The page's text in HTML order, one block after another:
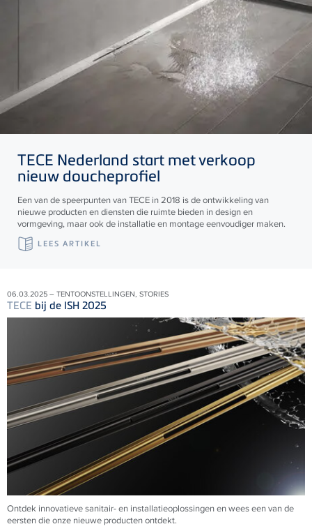
TECE Nederland start met verkoop
nieuw doucheprofiel
Een van de speerpunten van TECE in 2018 is de ontwikkeling van
nieuwe producten en diensten die ruimte bieden in design en
vormgeving, maar ook de installatie en montage eenvoudiger maken.
LEES ARTIKEL
06.03.2025 – TENTOONSTELLINGEN, STORIES
TECE bij de ISH 2025
Ontdek innovatieve sanitair- en installatieoplossingen en wees een van de
eersten die onze nieuwe producten ontdekt.